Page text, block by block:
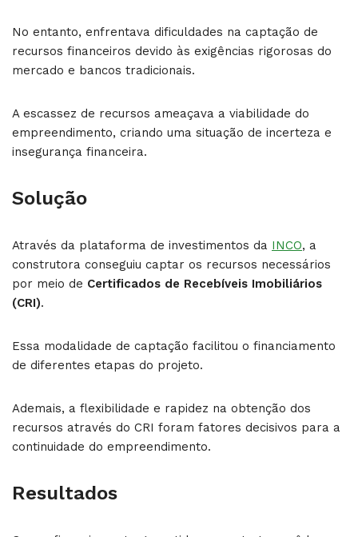
No entanto, enfrentava dificuldades na captação de
recursos financeiros devido às exigências rigorosas do
mercado e bancos tradicionais.
A escassez de recursos ameaçava a viabilidade do
empreendimento, criando uma situação de incerteza e
insegurança financeira.
Solução
Através da plataforma de investimentos da INCO, a
construtora conseguiu captar os recursos necessários
por meio de Certificados de Recebíveis Imobiliários
(CRI).
Essa modalidade de captação facilitou o financiamento
de diferentes etapas do projeto.
Ademais, a flexibilidade e rapidez na obtenção dos
recursos através do CRI foram fatores decisivos para a
continuidade do empreendimento.
Resultados